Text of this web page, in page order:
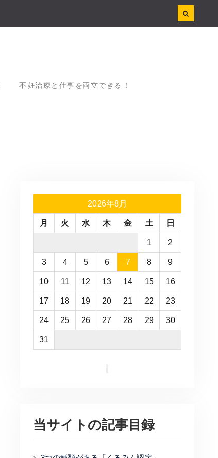
不妊治療と仕事を両立できる！
2026年8月
月 火 水 木 金 土 日
1 2
3 4 5 6 7 8 9
10 11 12 13 14 15 16
17 18 19 20 21 22 23
24 25 26 27 28 29 30
31
当サイトの記事目録